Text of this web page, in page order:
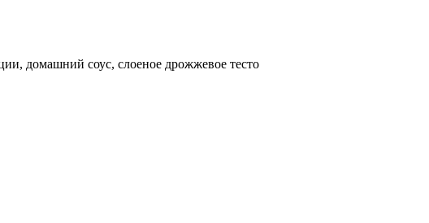
домашний соус, слоеное дрожжевое тесто